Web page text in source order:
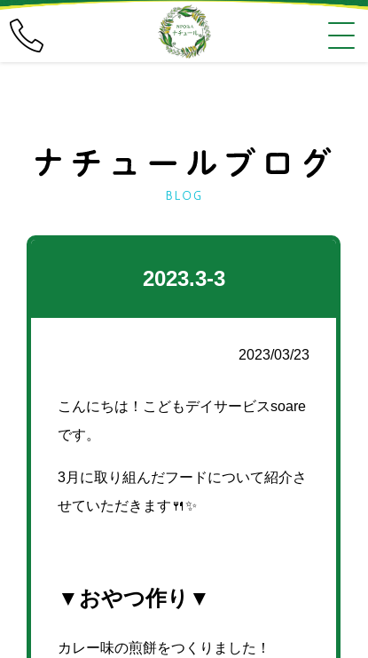
2023.3-3
2023/03/23
こんにちは！こどもデイサービスsoare
です。
3月に取り組んだフードについて紹介さ
せていただきます🍴✨
▼おやつ作り▼
カレー味の煎餅をつくりました！